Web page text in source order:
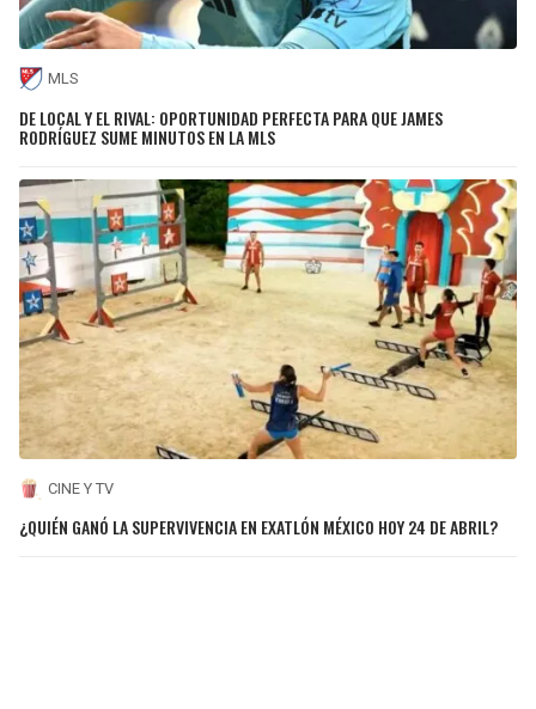
MLS
DE LOCAL Y EL RIVAL: OPORTUNIDAD PERFECTA PARA QUE JAMES
RODRÍGUEZ SUME MINUTOS EN LA MLS
CINE Y TV
¿QUIÉN GANÓ LA SUPERVIVENCIA EN EXATLÓN MÉXICO HOY 24 DE ABRIL?